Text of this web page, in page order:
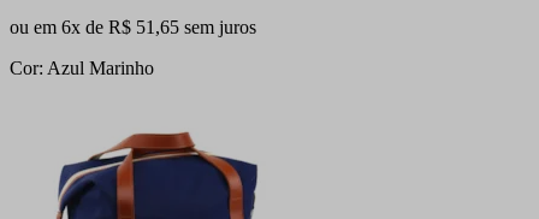
ou em 6x de R$ 51,65 sem juros
Cor: Azul Marinho